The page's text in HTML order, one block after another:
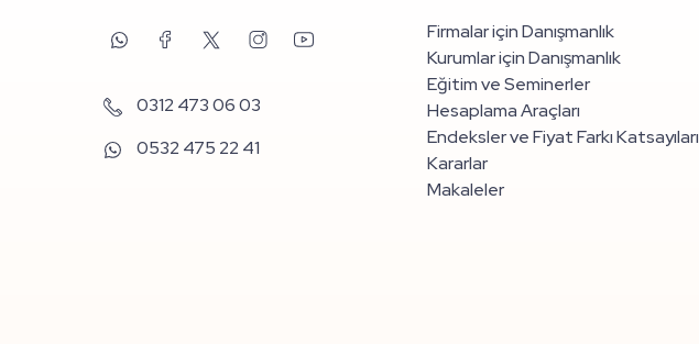
0312 473 06 03
0532 475 22 41
Firmalar için Danışmanlık
Kurumlar için Danışmanlık
Eğitim ve Seminerler
Hesaplama Araçları
Endeksler ve Fiyat Farkı Katsayıları
Kararlar
Makaleler